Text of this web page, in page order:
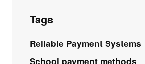
Tags
Reliable Payment Systems
School payment methods